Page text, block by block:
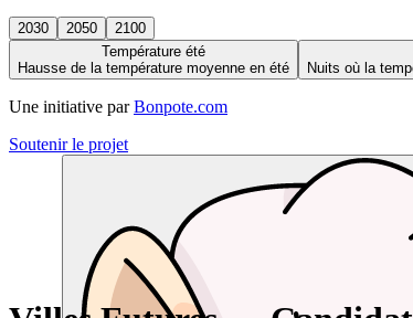
2030 2050
2100
Température été
Hausse de la température moyenne en été
Nuits où la
Une initiative par Bonpote.com
Soutenir le projet